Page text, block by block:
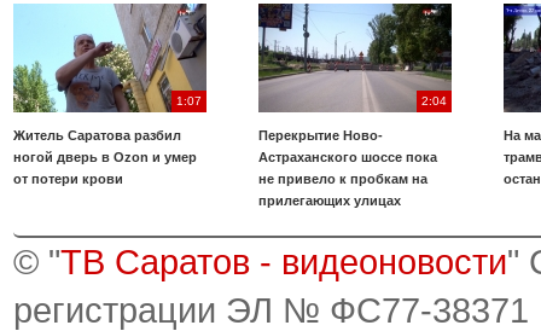
1:07
Житель Саратова разбил
ногой дверь в Ozon и умер
от потери крови
2:04
Перекрытие Ново-
Астраханского шоссе пока
не привело к пробкам на
прилегающих улицах
На
© "ТВ Саратов - видеоновости"
регистрации ЭЛ № ФС77-38371